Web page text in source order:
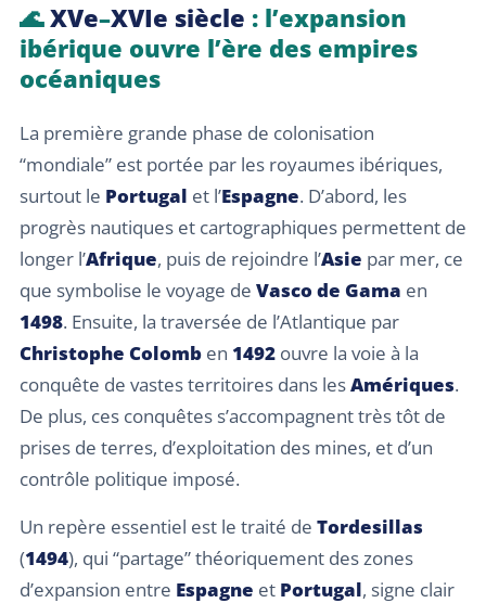
🌊XVe–XVIe siècle : l’expansion
ibérique ouvre l’ère des empires
océaniques
La première grande phase de colonisation
“mondiale” est portée par les royaumes ibériques,
surtout le Portugal et l’Espagne. D’abord, les
progrès nautiques et cartographiques permettent de
longer l’Afrique, puis de rejoindre l’Asie par mer, ce
que symbolise le voyage de Vasco de Gama en
1498. Ensuite, la traversée de l’Atlantique par
Christophe Colomb en 1492 ouvre la voie à la
conquête de vastes territoires dans lesAmériques.
De plus, ces conquêtes s’accompagnent très tôt de
prises de terres, d’exploitation des mines, et d’un
contrôle politique imposé.
Un repère essentiel est le traité de Tordesillas
(1494), qui “partage” théoriquement des zones
d’expansion entre Espagne et Portugal, signe clair